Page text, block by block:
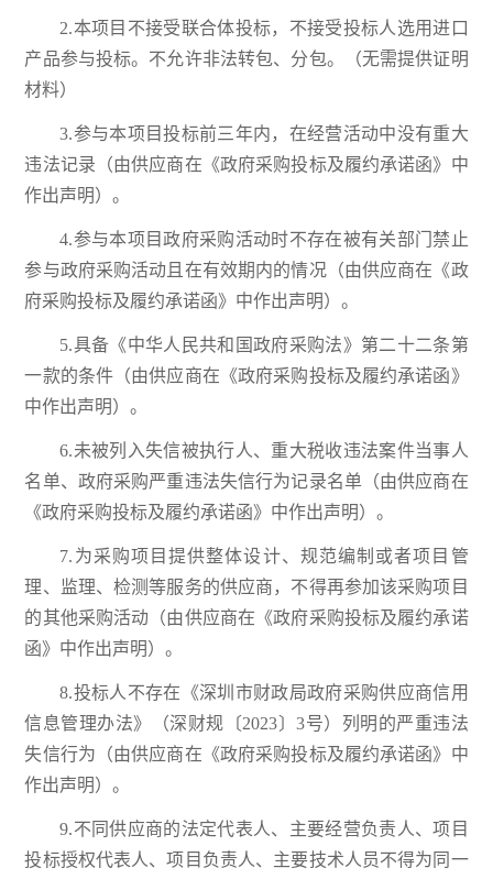
2.本项目不接受联合体投标，不接受投标人选用进口
产品参与投标。不允许非法转包、分包。（无需提供证明
材料）
3.参与本项目投标前三年内，在经营活动中没有重大
违法记录（由供应商在《政府采购投标及履约承诺函》中
作出声明）。
4.参与本项目政府采购活动时不存在被有关部门禁止
参与政府采购活动且在有效期内的情况（由供应商在《政
府采购投标及履约承诺函》中作出声明）。
5.具备《中华人民共和国政府采购法》第二十二条第
一款的条件（由供应商在《政府采购投标及履约承诺函》
中作出声明）。
6.未被列入失信被执行人、重大税收违法案件当事人
名单、政府采购严重违法失信行为记录名单（由供应商在
《政府采购投标及履约承诺函》中作出声明）。
7.为采购项目提供整体设计、规范编制或者项目管
理、监理、检测等服务的供应商，不得再参加该采购项目
的其他采购活动（由供应商在《政府采购投标及履约承诺
函》中作出声明）。
8.投标人不存在《深圳市财政局政府采购供应商信用
信息管理办法》（深财规〔2023〕3号）列明的严重违法
失信行为（由供应商在《政府采购投标及履约承诺函》中
作出声明）。
9.不同供应商的法定代表人、主要经营负责人、项目
投标授权代表人、项目负责人、主要技术人员不得为同一